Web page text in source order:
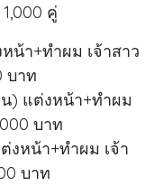
คู่
น้า+ทำผม เจ้าสาว
บาท
น) แต่งหน้า+ทำผม
บาท
งหน้า+ทำผม เจ้า
บาท